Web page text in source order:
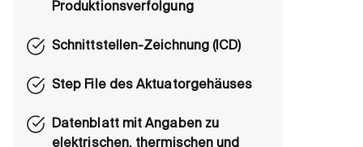
Produktionsverfolgung
Schnittstellen-Zeichnung (ICD)
Step File des Aktuatorgehäuses
Datenblatt mit Angaben zu
elektrischen, thermischen und